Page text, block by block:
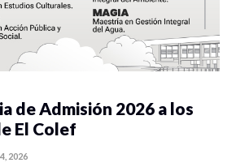
de Admisión 2026 a los
El Colef
2026